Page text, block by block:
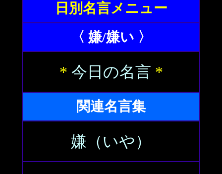
日別名言メニュー
〈 嫌/嫌い 〉
* 今日の名言 *
関連名言集
嫌（いや）